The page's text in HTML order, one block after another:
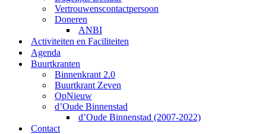
Vertrouwenscontactpersoon
Doneren
ANBI
Activiteiten en Faciliteiten
Agenda
Buurtkranten
Binnenkrant 2.0
Buurtkrant Zeven
OpNieuw
d’Oude Binnenstad
d’Oude Binnenstad (2007-2022)
Contact